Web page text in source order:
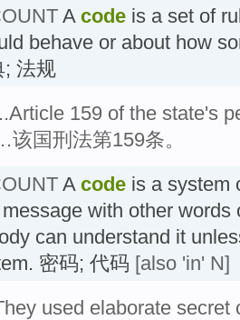
A code is a set of
behave or about how
; 法规
159 of the state's
该国刑法第159条。
A code is a system
with other words
can understand it
密码; 代码 [also 'in' N]
used elaborate secret